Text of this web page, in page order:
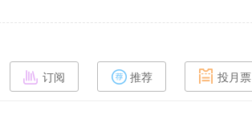
订阅 推荐 投月票